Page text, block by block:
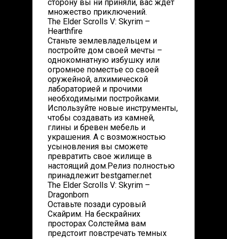
сторону вы ни приняли, вас ждет
множество приключений.
The Elder Scrolls V: Skyrim –
Hearthfire
Станьте землевладельцем и
постройте дом своей мечты –
однокомнатную избушку или
огромное поместье со своей
оружейной, алхимической
лабораторией и прочими
необходимыми постройками.
Используйте новые инструменты,
чтобы создавать из камней,
глины и бревен мебель и
украшения. А с возможностью
усыновления вы сможете
превратить свое жилище в
настоящий дом.Релиз полностью
принадлежит bestgamer.net
The Elder Scrolls V: Skyrim –
Dragonborn
Оставьте позади суровый
Скайрим. На бескрайних
просторах Солстейма вам
предстоит повстречать темных